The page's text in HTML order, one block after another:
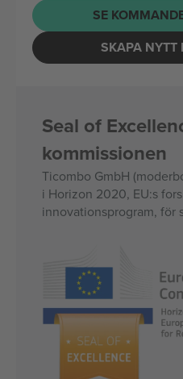
SE
SKAPA NYTT
Seal of
kommissionen
Ticombo GmbH
i Horizon 2020, EU:s
innovationsprogram, för